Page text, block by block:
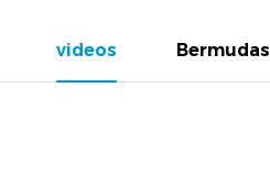
videos Bermudas